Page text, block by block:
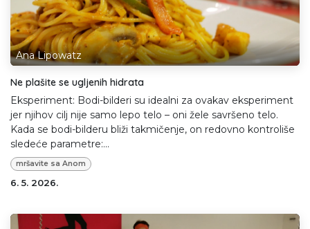
Ana Lipowatz
Ne plašite se ugljenih hidrata
Eksperiment: Bodi-bilderi su idealni za ovakav eksperiment
jer njihov cilj nije samo lepo telo – oni žele savršeno telo.
Kada se bodi-bilderu bliži takmičenje, on redovno kontroliše
sledeće parametre:...
mršavite sa Anom
6. 5. 2026.